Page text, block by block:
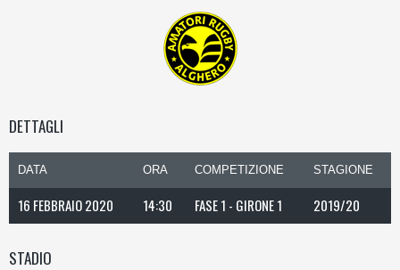
DETTAGLI
DATA ORA COMPETIZIONE STAGIONE
16 FEBBRAIO 2020 14:30 FASE 1 - GIRONE 1 2019/20
STADIO